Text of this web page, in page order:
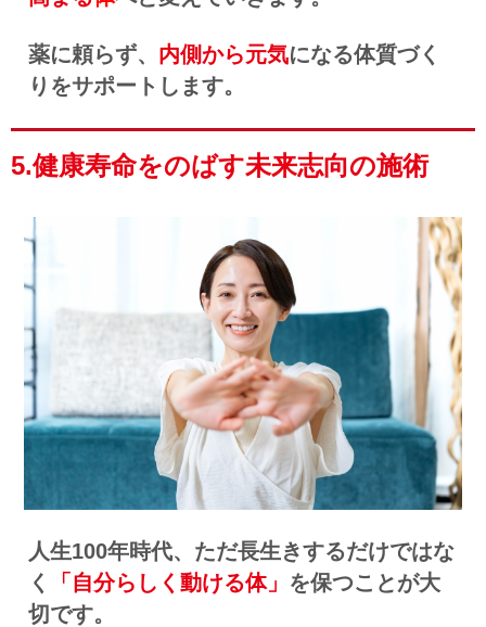
薬に頼らず、 内側から元気になる体質づく
りをサポートします。
5.健康寿命をのばす未来志向の施術
人生100年時代、ただ長生きするだけではな
く
「自分らしく動ける体」 を保つことが大
切です。